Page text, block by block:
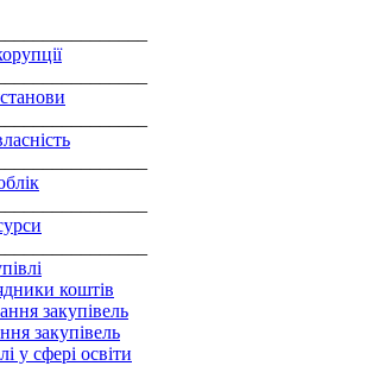
коштів
закупівель
закупівель
у сфері освіти